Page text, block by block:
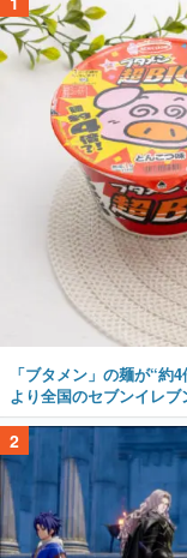
「ブタメン」の麺が“約
より全国のセブンイレ
2